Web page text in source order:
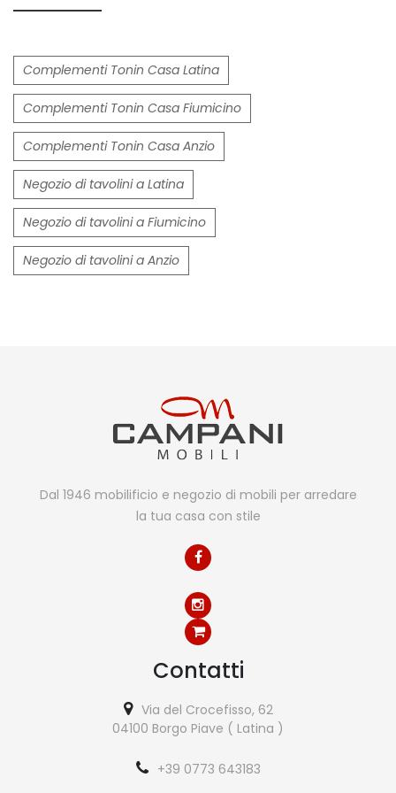
Complementi Tonin Casa Latina
Complementi Tonin Casa Fiumicino
Complementi Tonin Casa Anzio
Negozio di tavolini a Latina
Negozio di tavolini a Fiumicino
Negozio di tavolini a Anzio
Dal 1946 mobilificio e negozio di mobili per arredare
la tua casa con stile
Contatti
Via del Crocefisso, 62
04100 Borgo Piave ( Latina )
+39 0773 643183